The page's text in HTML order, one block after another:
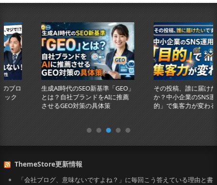
生成AI時代のSEO新基準「GEO」
とは？自社ブランドをAIに推薦
させるGEO対策の具体策
その投稿、誰に届けたいです
か？中小企業のSNS運用は「目
的」で集客力が変わる
ThemeStore更新情報
「会社ブログ、意味ないですよね？」に毎回こう答えている理由と書